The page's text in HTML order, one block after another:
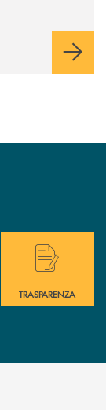
immediata?
Hai bisogno di
TRASPARENZA